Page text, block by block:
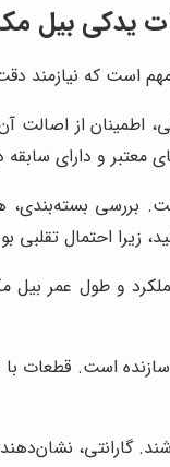
یدکی بیل
است که نیازمند
اطمینان از اصالت
معتبر و دارای
بسته‌بندی،
زیرا احتمال
و طول عمر بیل
است. قطعات
گارانتی،